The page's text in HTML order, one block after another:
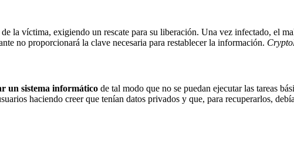
la víctima, exigiendo un rescate para su liberación. Una vez infectado, el
no proporcionará la clave necesaria para restablecer la información.
un sistema informático de tal modo que no se puedan ejecutar las tareas
haciendo creer que tenían datos privados y que, para recuperarlos,